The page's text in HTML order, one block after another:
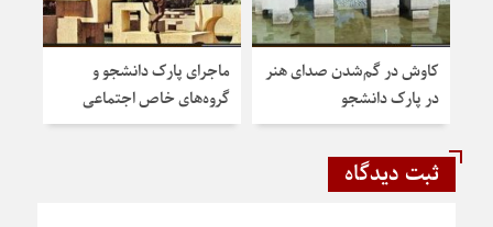
کاوش در گم‌شدن صدای هنر
در پارک دانشجو
ماجرای پارک دانشجو و
گروه‌های خاص اجتماعی
ثبت دیدگاه